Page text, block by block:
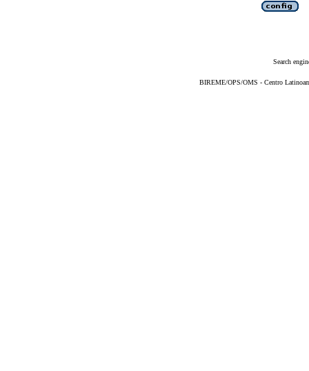
Search
BIREME/OPS/OMS - Centro